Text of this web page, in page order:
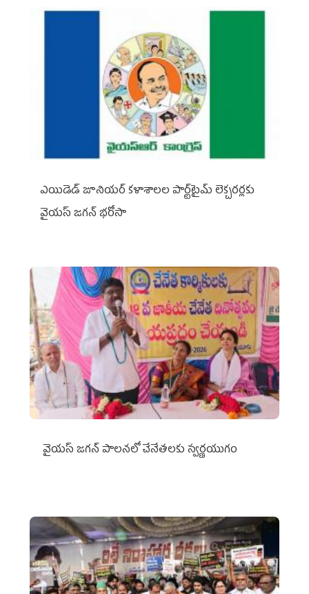
ఎయిడెడ్‌ జూనియర్‌ కళాశాలల పార్ట్‌టైమ్‌ లెక్చరర్లకు
వైయ‌స్ జగన్ భరోసా
వైయ‌స్ జగన్ పాలనలో చేనేతలకు స్వర్ణయుగం